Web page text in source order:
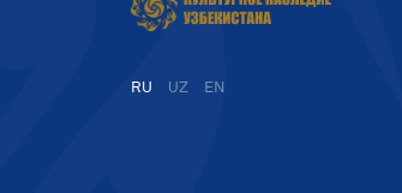
RU UZ EN